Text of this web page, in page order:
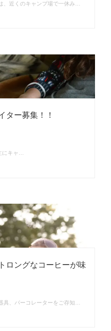
、近くのキャンプ場で一休み…
ター募集！！
にキャ…
ロングなコーヒーが味
具、パーコレーターをご存知…